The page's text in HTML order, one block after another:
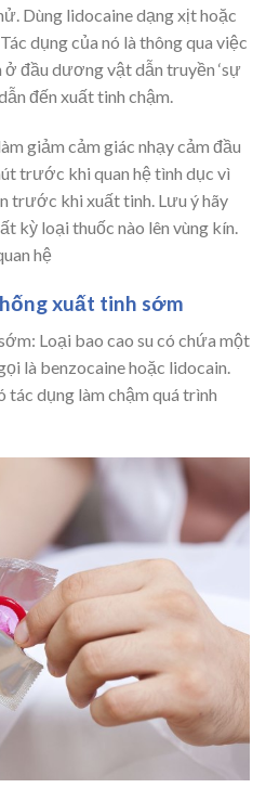
Dùng lidocaine dạng xịt hoặc
dụng của nó là thông qua việc
đầu dương vật dẫn truyền ‘sự
đến xuất tinh chậm.
giảm cảm giác nhạy cảm đầu
trước khi quan hệ tình dục vì
trước khi xuất tinh. Lưu ý hãy
kỳ loại thuốc nào lên vùng kín.
hệ
xuất tinh sớm
Loại bao cao su có chứa một
là benzocaine hoặc lidocain.
tác dụng làm chậm quá trình